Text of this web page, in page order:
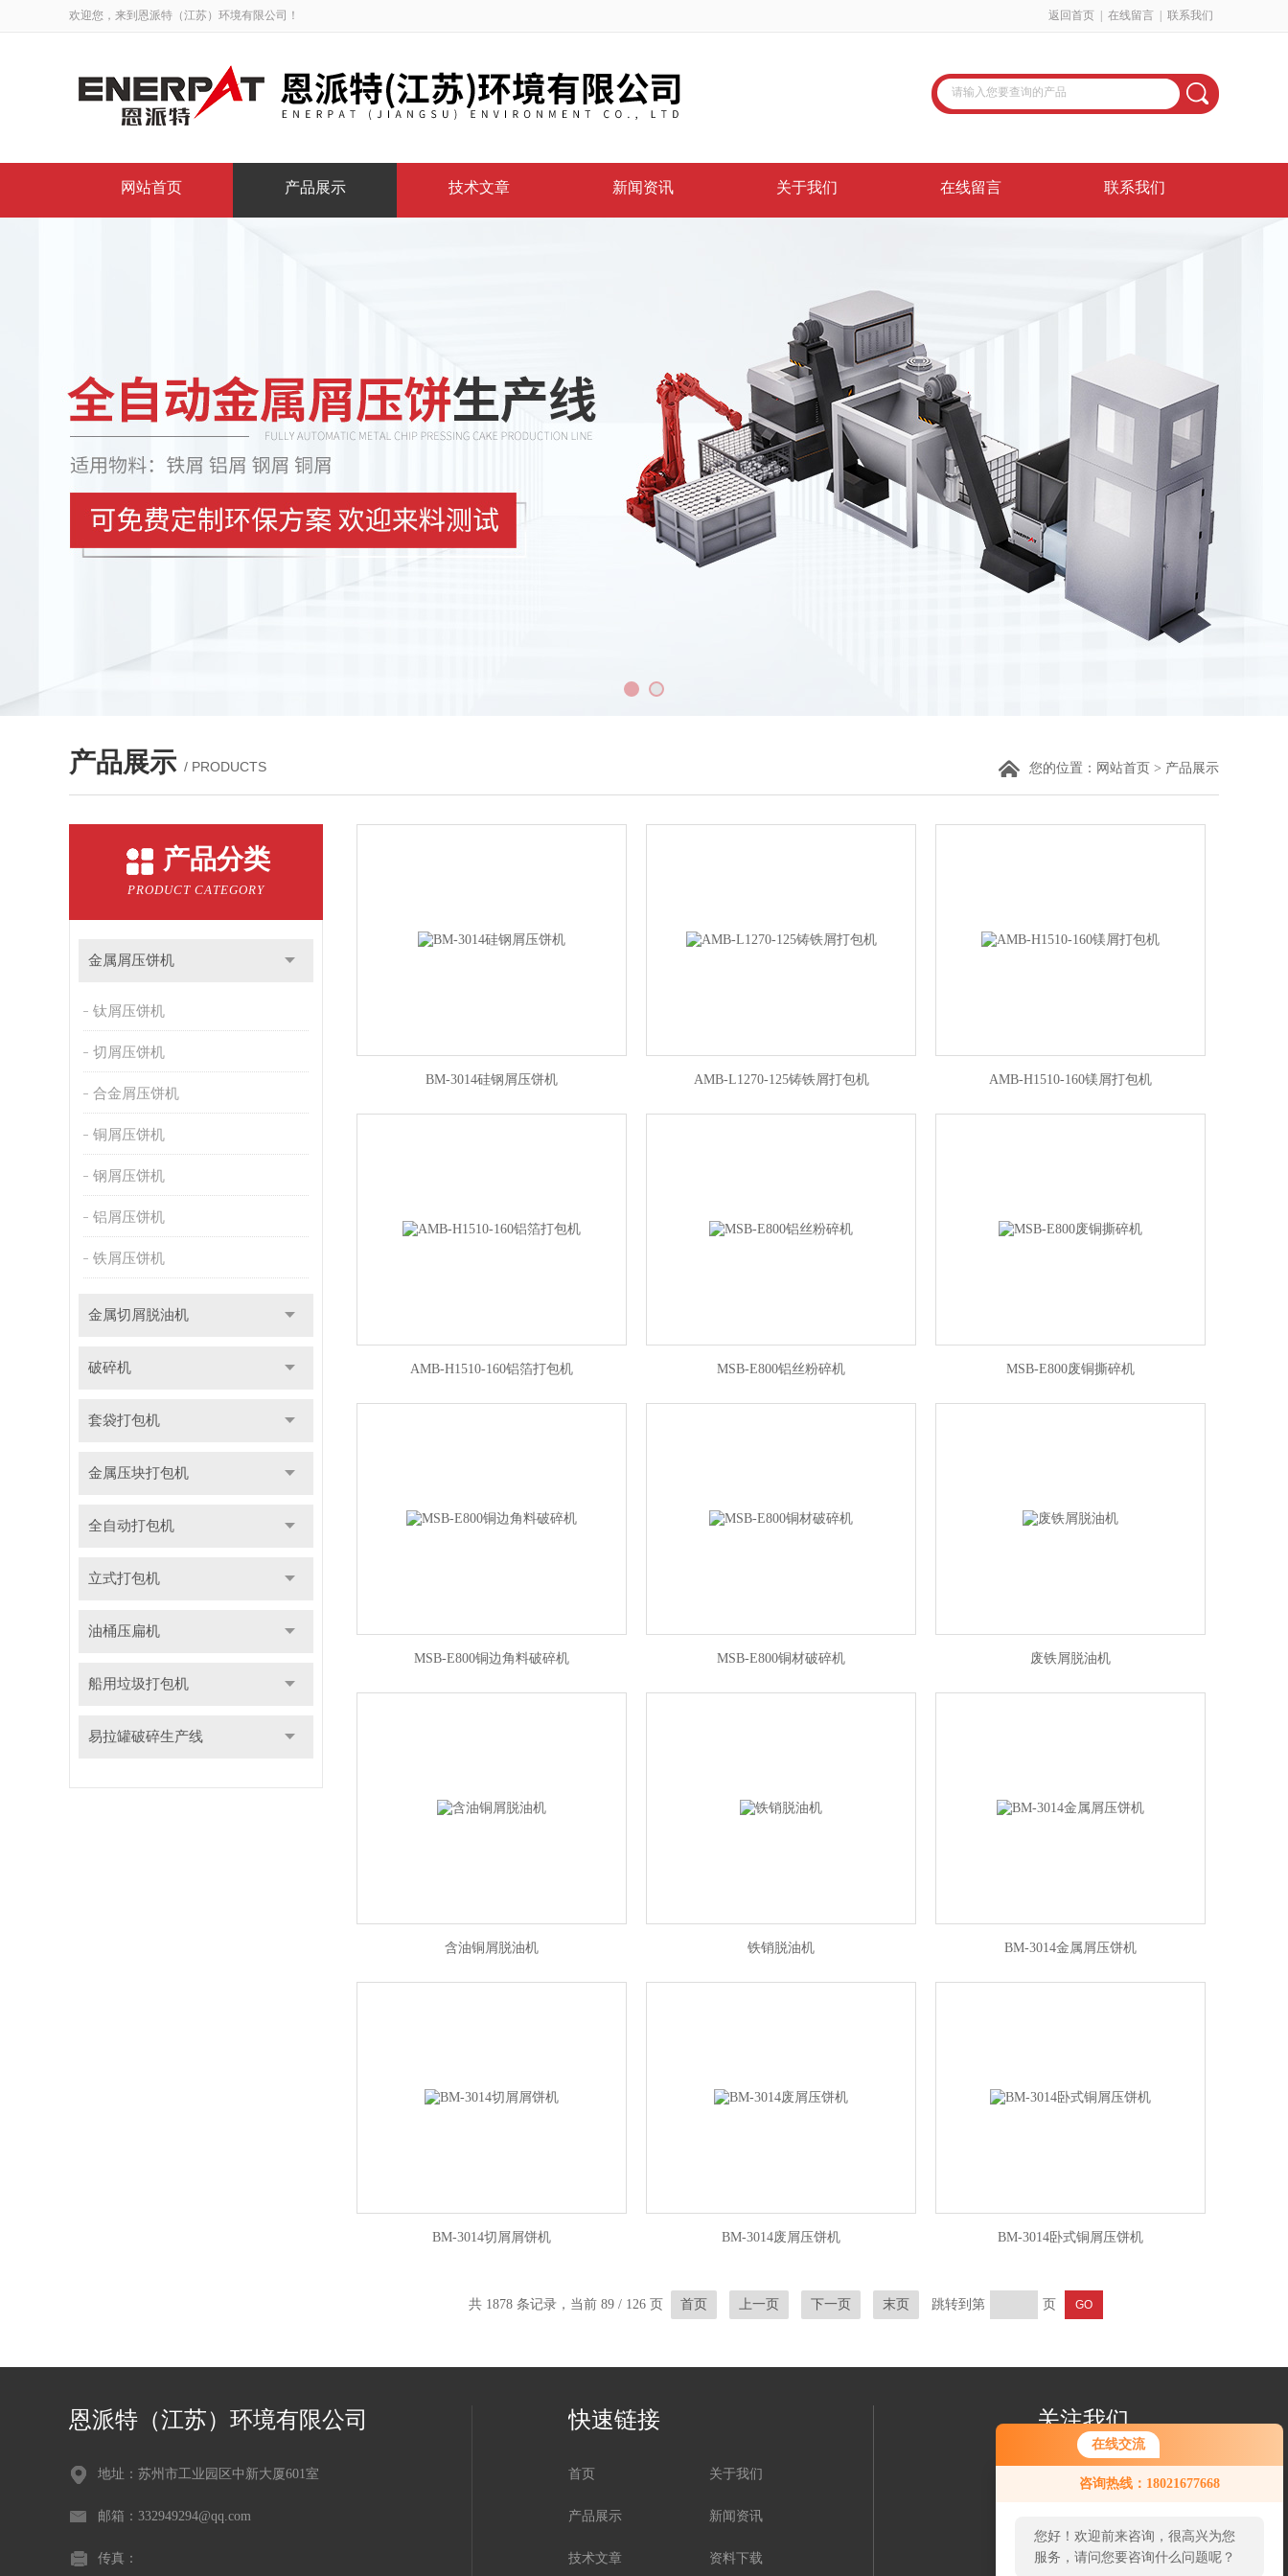
在线交流
咨询热线：18021677668
您好！欢迎前来咨询，很高兴为您
服务，请问您要咨询什么问题呢？
欢迎您，来到恩派特（江苏）环境有限公司！ 返回首页 在线留言 联系我们
网站首页 产品展示 技术文章 新闻资讯 关于我们 在线留言 联系我们
产品展示 / PRODUCTS 您的位置： 网站首页 > 产品展示
产品分类
PRODUCT CATEGORY
金属屑压饼机
钛屑压饼机
切屑压饼机
合金屑压饼机
铜屑压饼机
钢屑压饼机
铝屑压饼机
铁屑压饼机
金属切屑脱油机
破碎机
套袋打包机
金属压块打包机
全自动打包机
立式打包机
油桶压扁机
船用垃圾打包机
易拉罐破碎生产线
BM-3014硅钢屑压饼机 AMB-L1270-125铸铁屑打包机 AMB-H1510-160镁屑打包机
AMB-H1510-160铝箔打包机 MSB-E800铝丝粉碎机 MSB-E800废铜撕碎机
MSB-E800铜边角料破碎机 MSB-E800铜材破碎机 废铁屑脱油机
含油铜屑脱油机 铁销脱油机 BM-3014金属屑压饼机
BM-3014切屑屑饼机 BM-3014废屑压饼机 BM-3014卧式铜屑压饼机
共 1878 条记录，当前 89 / 126 页 首页 上一页 下一页 末页 跳转到第 页
恩派特（江苏）环境有限公司
地址：苏州市工业园区中新大厦601室
邮箱：332949294@qq.com
传真：
快速链接
首页 关于我们
产品展示 新闻资讯
技术文章 资料下载
关注我们